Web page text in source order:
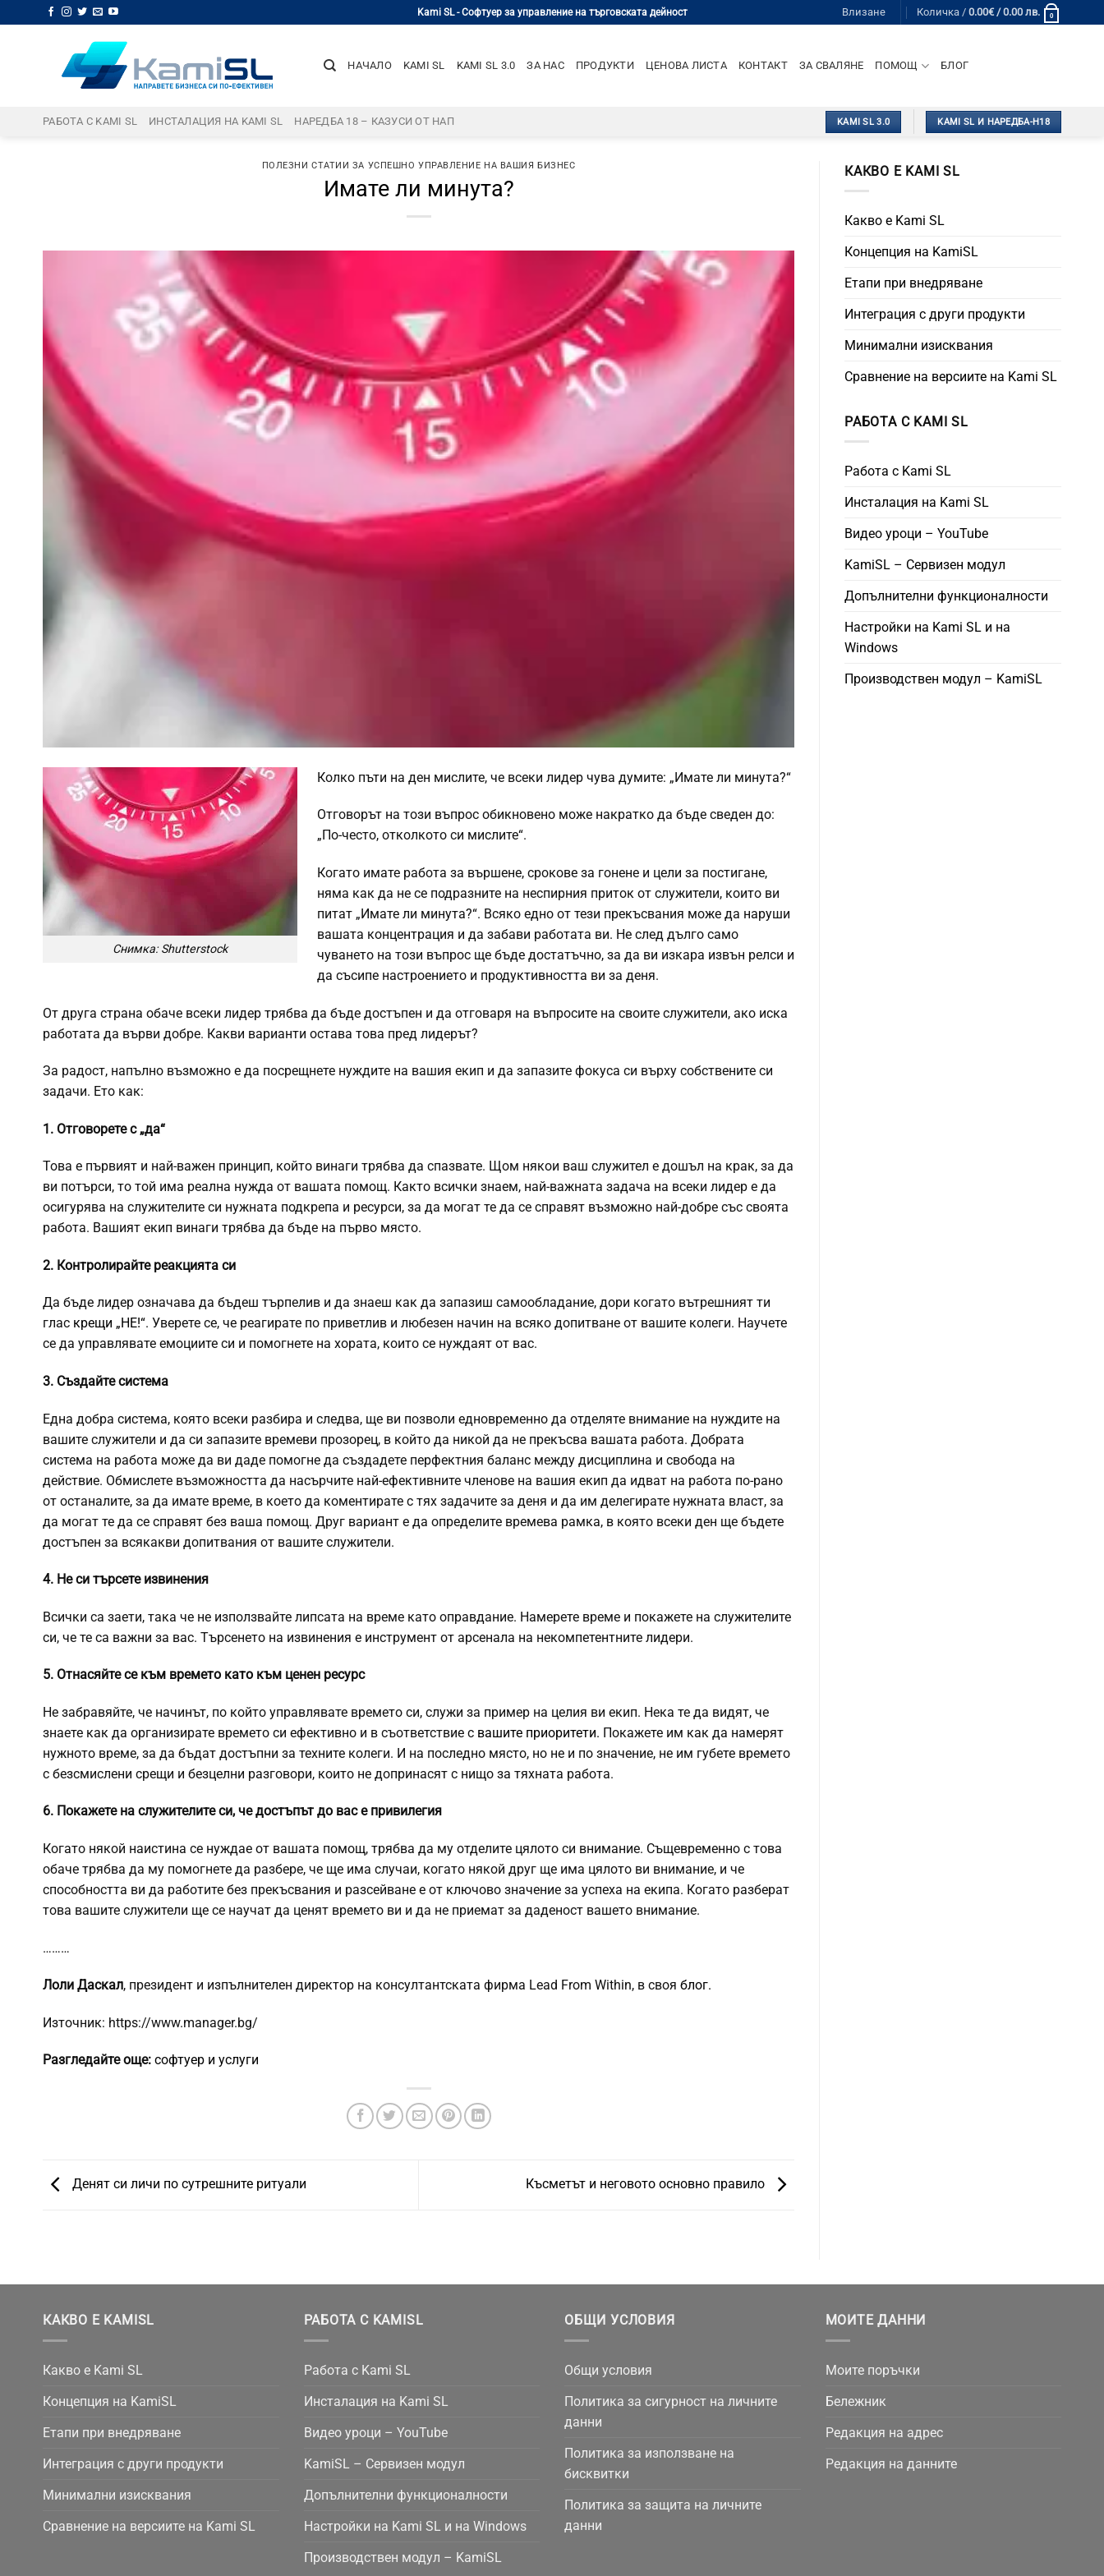
to
Kami SL - Софтуер за управление на търговската дейност Влизане Количка / 0.00€/ 0.00 лв. 0
НАЧАЛО KAMI SL KAMI SL 3.0 ЗА НАС ПРОДУКТИ ЦЕНОВА ЛИСТА КОНТАКТ ЗА СВАЛЯНЕ ПОМОЩ БЛОГ
РАБОТА С KAMI SL ИНСТАЛАЦИЯ НА KAMI SL НАРЕДБА 18 – КАЗУСИ ОТ НАП KAMI SL 3.0 KAMI SL И НАРЕДБА-Н18
ПОЛЕЗНИ СТАТИИ ЗА УСПЕШНО УПРАВЛЕНИЕ НА ВАШИЯ БИЗНЕС
Имате ли минута?
Снимка: Shutterstock
Колко пъти на ден мислите, че всеки лидер чува думите: „Имате ли минута?“
Отговорът на този въпрос обикновено може накратко да бъде сведен до:
„По-често, отколкото си мислите“.
Когато имате работа за вършене, срокове за гонене и цели за постигане,
няма как да не се подразните на неспирния приток от служители, които ви
питат „Имате ли минута?“. Всяко едно от тези прекъсвания може да наруши
вашата концентрация и да забави работата ви. Не след дълго само
чуването на този въпрос ще бъде достатъчно, за да ви изкара извън релси и
да съсипе настроението и продуктивността ви за деня.
От друга страна обаче всеки лидер трябва да бъде достъпен и да отговаря на въпросите на своите служители, ако иска
работата да върви добре. Какви варианти остава това пред лидерът?
За радост, напълно възможно е да посрещнете нуждите на вашия екип и да запазите фокуса си върху собствените си
задачи. Ето как:
1. Отговорете с „да“
Това е първият и най-важен принцип, който винаги трябва да спазвате. Щом някои ваш служител е дошъл на крак, за да
ви потърси, то той има реална нужда от вашата помощ. Както всички знаем, най-важната задача на всеки лидер е да
осигурява на служителите си нужната подкрепа и ресурси, за да могат те да се справят възможно най-добре със своята
работа. Вашият екип винаги трябва да бъде на първо място.
2. Контролирайте реакцията си
Да бъде лидер означава да бъдеш търпелив и да знаеш как да запазиш самообладание, дори когато вътрешният ти
глас крещи „НЕ!“. Уверете се, че реагирате по приветлив и любезен начин на всяко допитване от вашите колеги. Научете
се да управлявате емоциите си и помогнете на хората, които се нуждаят от вас.
3. Създайте система
Една добра система, която всеки разбира и следва, ще ви позволи едновременно да отделяте внимание на нуждите на
вашите служители и да си запазите времеви прозорец, в който да никой да не прекъсва вашата работа. Добрата
система на работа може да ви даде помогне да създадете перфектния баланс между дисциплина и свобода на
действие. Обмислете възможността да насърчите най-ефективните членове на вашия екип да идват на работа по-рано
от останалите, за да имате време, в което да коментирате с тях задачите за деня и да им делегирате нужната власт, за
да могат те да се справят без ваша помощ. Друг вариант е да определите времева рамка, в която всеки ден ще бъдете
достъпен за всякакви допитвания от вашите служители.
4. Не си търсете извинения
Всички са заети, така че не използвайте липсата на време като оправдание. Намерете време и покажете на служителите
си, че те са важни за вас. Търсенето на извинения е инструмент от арсенала на некомпетентните лидери.
5. Отнасяйте се към времето като към ценен ресурс
Не забравяйте, че начинът, по който управлявате времето си, служи за пример на целия ви екип. Нека те да видят, че
знаете как да организирате времето си ефективно и в съответствие с вашите приоритети. Покажете им как да намерят
нужното време, за да бъдат достъпни за техните колеги. И на последно място, но не и по значение, не им губете времето
с безсмислени срещи и безцелни разговори, които не допринасят с нищо за тяхната работа.
6. Покажете на служителите си, че достъпът до вас е привилегия
Когато някой наистина се нуждае от вашата помощ, трябва да му отделите цялото си внимание. Същевременно с това
обаче трябва да му помогнете да разбере, че ще има случаи, когато някой друг ще има цялото ви внимание, и че
способността ви да работите без прекъсвания и разсейване е от ключово значение за успеха на екипа. Когато разберат
това вашите служители ще се научат да ценят времето ви и да не приемат за даденост вашето внимание.
………
Лоли Даскал, президент и изпълнителен директор на консултантската фирма Lead From Within, в своя блог.
Източник: https://www.manager.bg/
Разгледайте още: софтуер и услуги
Денят си личи по сутрешните ритуали Късметът и неговото основно правило
КАКВО Е KAMI SL
Какво е Kami SL
Концепция на KamiSL
Етапи при внедряване
Интеграция с други продукти
Минимални изисквания
Сравнение на версиите на Kami SL
РАБОТА С KAMI SL
Работа с Kami SL
Инсталация на Kami SL
Видео уроци – YouTube
KamiSL – Сервизен модул
Допълнителни функционалности
Настройки на Kami SL и на
Windows
Производствен модул – KamiSL
КАКВО Е KAMISL
Какво е Kami SL
Концепция на KamiSL
Етапи при внедряване
Интеграция с други продукти
Минимални изисквания
Сравнение на версиите на Kami SL
РАБОТА С KAMISL
Работа с Kami SL
Инсталация на Kami SL
Видео уроци – YouTube
KamiSL – Сервизен модул
Допълнителни функционалности
Настройки на Kami SL и на Windows
Производствен модул – KamiSL
ОБЩИ УСЛОВИЯ
Общи условия
Политика за сигурност на личните
данни
Политика за използване на
бисквитки
Политика за защита на личните
данни
МОИТЕ ДАННИ
Моите поръчки
Бележник
Редакция на адрес
Редакция на данните